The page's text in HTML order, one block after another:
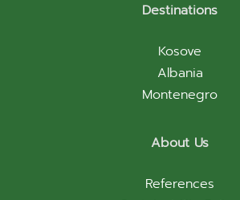
Destinations
Kosove
Albania
Montenegro
About Us
References